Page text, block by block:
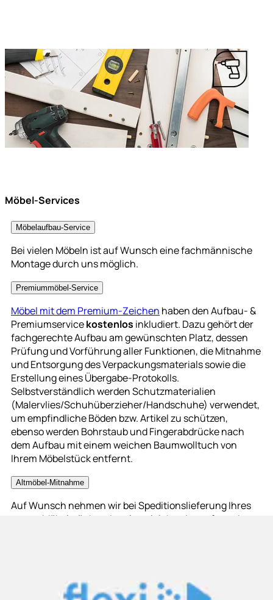
Möbel-Services
Möbelaufbau-Service
Bei vielen Möbeln ist auf Wunsch eine fachmännische
Montage durch uns möglich.
Premiummöbel-Service
Möbel mit dem Premium-Zeichen haben den Aufbau- &
Premiumservicekostenlos inkludiert. Dazu gehört der
fachgerechte Aufbau am gewünschten Platz, dessen
Prüfung und Vorführung aller Funktionen, die Mitnahme
und Entsorgung des Verpackungsmaterials sowie die
Erstellung eines Übergabe-Protokolls.
Selbstverständlich werden Schutzmaterialien
(Malervlies/Schuhüberzieher/Handschuhe) verwendet,
um empfindliche Böden bzw. Artikel zu schützen,
ebenso werden Bohrstaub und Fingerabdrücke nach
dem Aufbau mit einem weichen Baumwolltuch von
Ihrem Möbelstück entfernt.
Altmöbel-Mitnahme
Auf Wunsch nehmen wir bei Speditionslieferung Ihres
neuen Möbelstückes das alte, gleichartige sofort mit.
Möbelersatzteil-Service